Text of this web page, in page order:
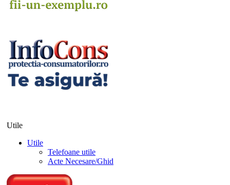
Utile
Utile
Telefoane utile
Acte Necesare/Ghid